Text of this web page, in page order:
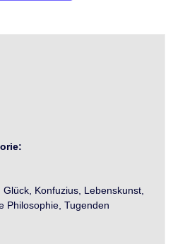
Glück, Konfuzius, Lebenskunst,
Philosophie, Tugenden